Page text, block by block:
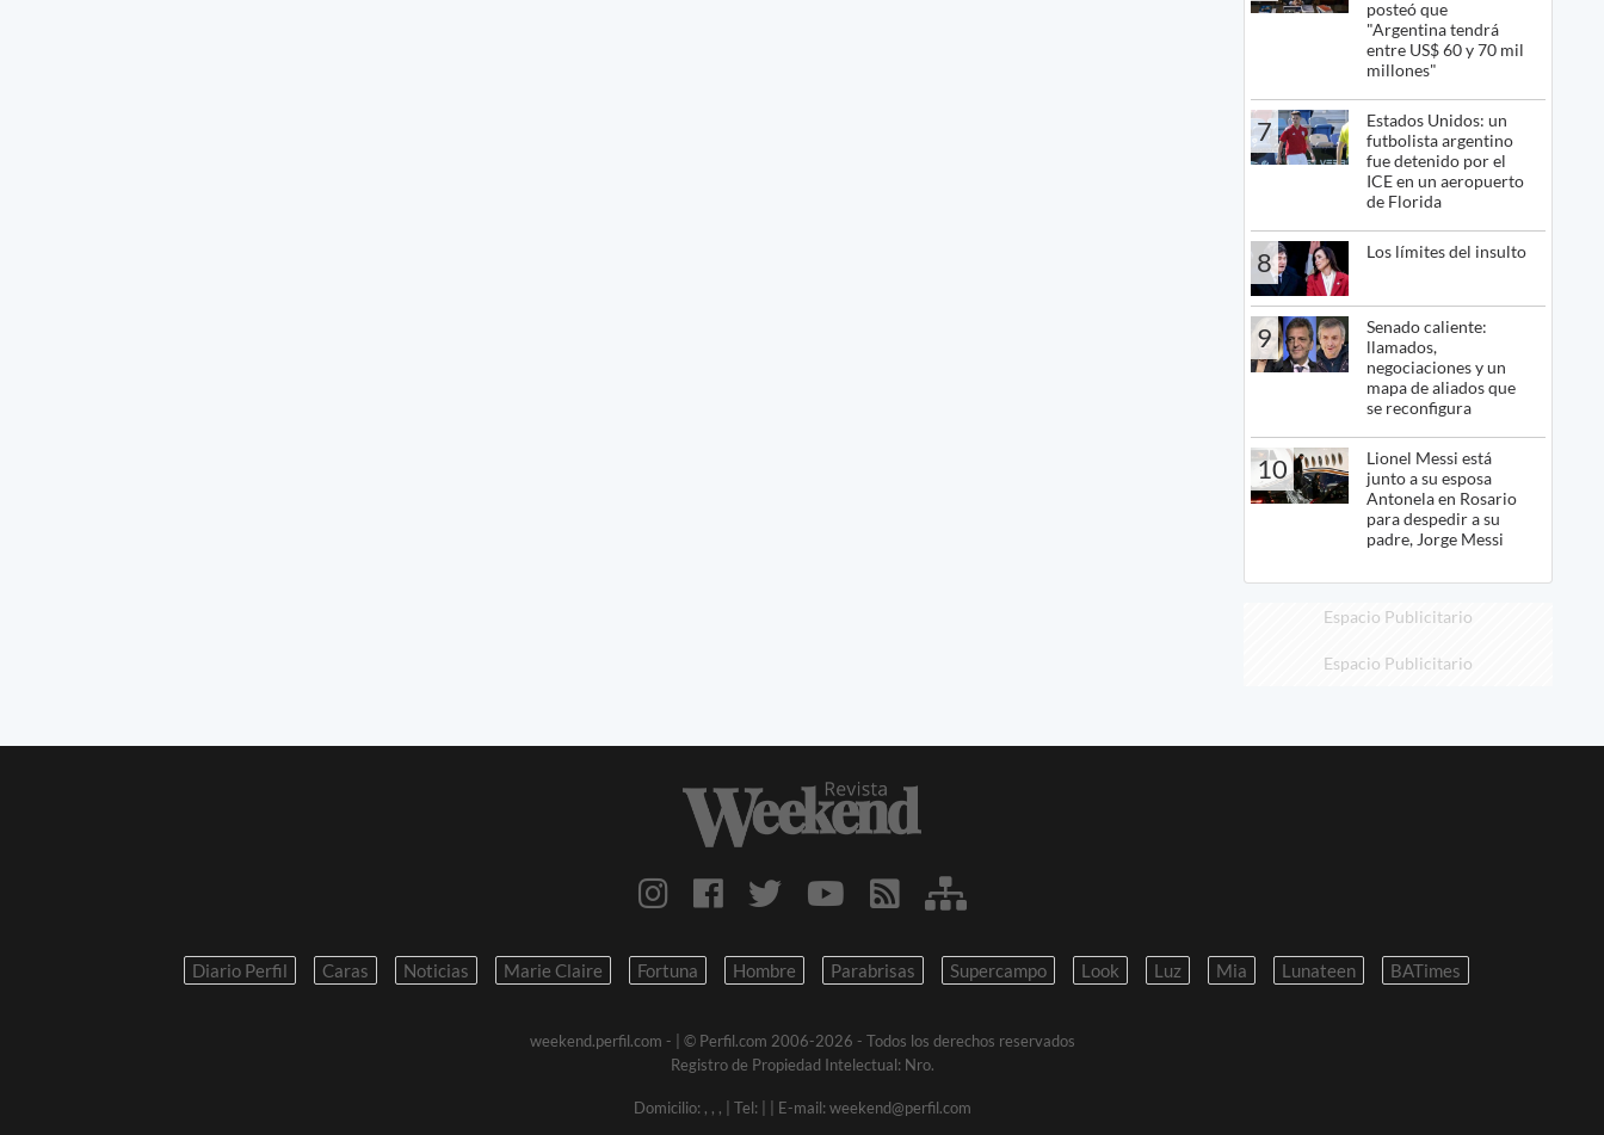
posteó que
"Argentina tendrá
entre US$ 60 y 70 mil
millones"
7
Estados Unidos: un
futbolista argentino
fue detenido por el
ICE en un aeropuerto
de Florida
8 Los límites del insulto
9
Senado caliente:
llamados,
negociaciones y un
mapa de aliados que
se reconfigura
10
Lionel Messi está
junto a su esposa
Antonela en Rosario
para despedir a su
padre, Jorge Messi
Espacio Publicitario
Espacio Publicitario
Diario Perfil Caras Noticias Marie Claire Fortuna Hombre Parabrisas Supercampo Look Luz Mia Lunateen BATimes
weekend.perfil.com -
| © Perfil.com 2006-2026 - Todos los derechos reservados
Registro de Propiedad Intelectual: Nro.
Domicilio: , , , | Tel: | E-mail: weekend@perfil.com